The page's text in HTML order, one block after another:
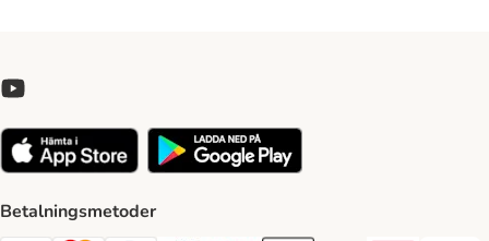
Betalningsmetoder